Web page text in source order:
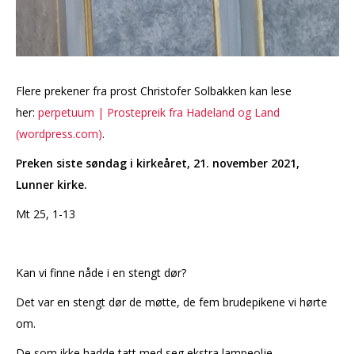
Flere prekener fra prost Christofer Solbakken kan lese
her: perpetuum | Prostepreik fra Hadeland og Land
(wordpress.com).
Preken siste søndag i kirkeåret, 21. november 2021,
Lunner kirke.
Mt 25, 1-13
Kan vi finne nåde i en stengt dør?
Det var en stengt dør de møtte, de fem brudepikene vi hørte
om.